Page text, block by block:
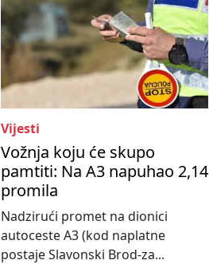
Vijesti
Vožnja koju će skupo
pamtiti: Na A3 napuhao 2,14
promila
Nadzirući promet na dionici
autoceste A3 (kod naplatne
postaje Slavonski Brod-za...